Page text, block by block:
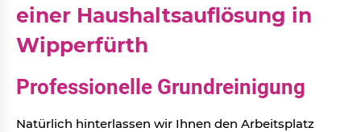
einer Haushaltsauflösung in
Wipperfürth
Professionelle Grundreinigung
Natürlich hinterlassen wir Ihnen den Arbeitsplatz